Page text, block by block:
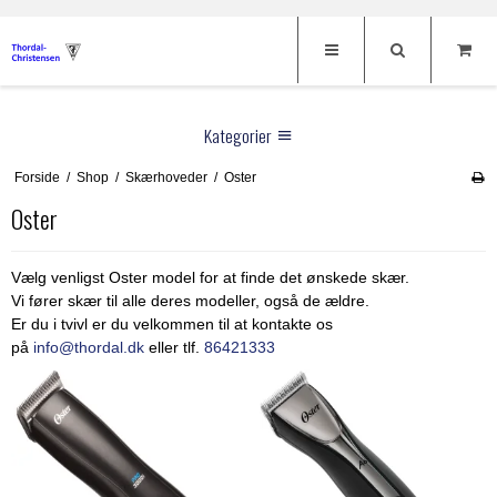
Kategorier
Klippemaskiner
Hunde klippemaskiner
Kreatur klippemaskiner
Menneske klippemaskiner
Fåre klippemaskiner
Afstandskamme
Tilbehør til klippemaskiner
Skærhoveder
Oster
Andis
Heiniger
Aesculap
Hauptner
DeLaval
Thordal sakse
Til Hunde
Hundeklippemaskiner
Hundesakse
Potetrimmer
Afstandskamme
Til Heste
Klippemaskiner
Oster Børster
Frisør
Frisørsakse
Negletænger
Brands
Aesculap
Restsalg
Forside / Shop / Skærhoveder / Oster
Oster
Vælg venligst Oster model for at finde det ønskede skær.
Vi fører skær til alle deres modeller, også de ældre.
Er du i tvivl er du velkommen til at kontakte os
på info@thordal.dk eller tlf. 86421333